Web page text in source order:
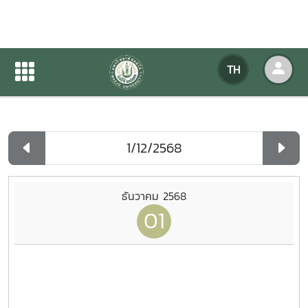
TH
ปฏิทินกิจกรรมของหน่วยงาน
ปฏิทินกิจกรรมของหน่วยงาน
ธันวาคม 2568
01